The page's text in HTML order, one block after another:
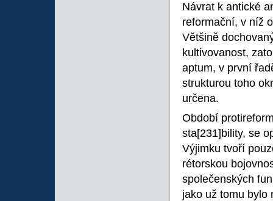
Návrat k antické
reformační, v níž
Většině
kultivovanost,
aptum, v první
strukturou toho
určena.
Období
sta[231]bility, se
Výjimku tvoří
rétorskou
společenských
jako už tomu